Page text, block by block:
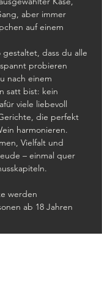
aber immer
auf einem
dass du alle
probieren
nach einem
satt bist: kein
viele liebevoll
die perfekt
harmonieren.
Vielfalt und
– einmal quer
werden
ab 18 Jahren